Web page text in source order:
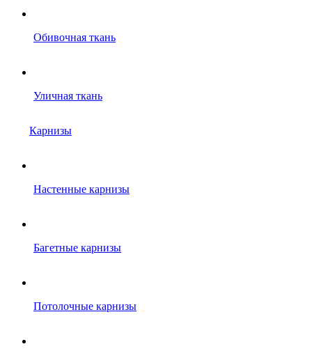
Обивочная ткань
Уличная ткань
Карнизы
Настенные карнизы
Багетные карнизы
Потолочные карнизы